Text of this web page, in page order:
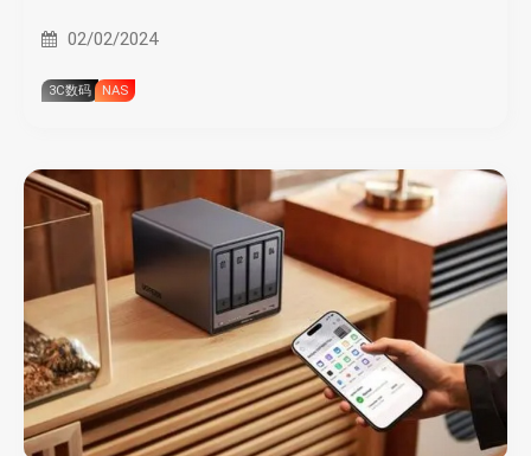
兆
02/02/2024
3C数码 NAS